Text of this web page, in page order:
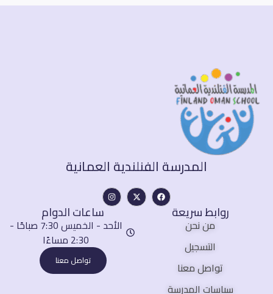
المدرسة الفنلندية العمانية
روابط سريعة
من نحن
التسجيل
تواصل معنا
سياسات المدرسة
ساعات الدوام
الأحد - الخميس 7:30 صباحًا -
2:30 مساءًا
تواصل معنا